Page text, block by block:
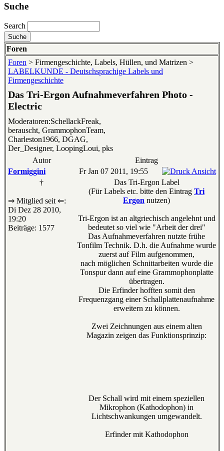
Suche
Search
Foren
Foren > Firmengeschichte, Labels, Hüllen, und Matrizen >
LABELKUNDE - Deutschsprachige Labels und
Firmengeschichte
Das Tri-Ergon Aufnahmeverfahren Photo -
Electric
Moderatoren:SchellackFreak,
berauscht, GrammophonTeam,
Charleston1966, DGAG,
Der_Designer, LoopingLoui, pks
Autor
Eintrag
Formiggini
Fr Jan 07 2011, 19:55
†
⇒ Mitglied seit ⇐:
Di Dez 28 2010,
19:20
Beiträge: 1577
Das Tri-Ergon Label
(Für Labels etc. bitte den Eintrag Tri
Ergon nutzen)
Tri-Ergon ist an altgriechisch angelehnt und
bedeutet so viel wie "Arbeit der drei"
Das Aufnahmeverfahren nutzte frühe
Tonfilm Technik. D.h. die Aufnahme wurde
zuerst auf Film aufgenommen,
nach möglichen Schnittarbeiten wurde die
Tonspur dann auf eine Grammophonplatte
übertragen.
Die Erfinder hofften somit den
Frequenzgang einer Schallplattenaufnahme
erweitern zu können.
Zwei Zeichnungen aus einem alten
Magazin zeigen das Funktionsprinzip:
Der Schall wird mit einem speziellen
Mikrophon (Kathodophon) in
Lichtschwankungen umgewandelt.
Erfinder mit Kathodophon